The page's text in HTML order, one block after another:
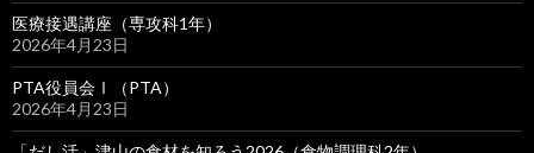
医療接遇講座（専攻科1年）
2026年4月23日
PTA役員会Ⅰ（PTA）
2026年4月23日